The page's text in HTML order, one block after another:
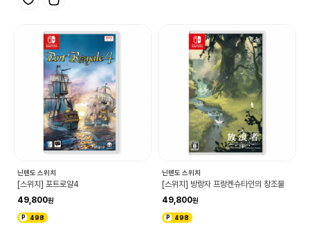
닌텐도 스위치
[스위치] 포트로얄4
49,800
498
닌텐도 스위치
[스위치] 방랑자 프랑켄슈타인의 창조물
49,800
498